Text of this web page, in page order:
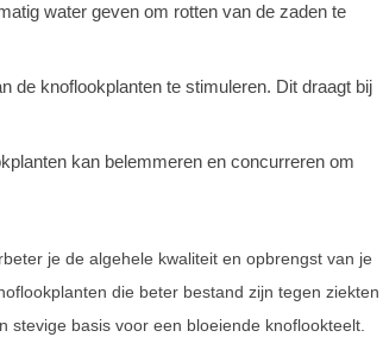
water geven om rotten van de zaden te
de knoflookplanten te stimuleren. Dit draagt bij
kan belemmeren en concurreren om
je de algehele kwaliteit en opbrengst van je
die beter bestand zijn tegen ziekten
basis voor een bloeiende knoflookteelt.